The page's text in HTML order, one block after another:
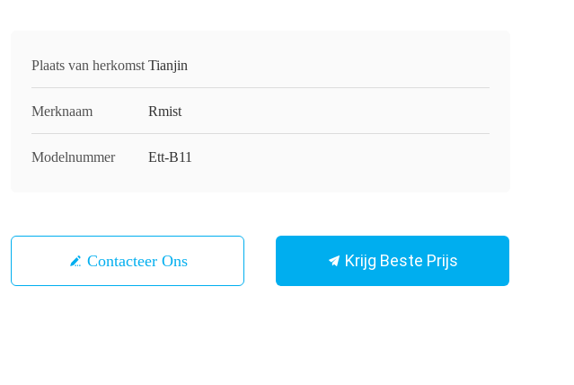
Plaats van herkomst Tianjin
Merknaam Rmist
Modelnummer Ett-B11
Contacteer Ons Krijg Beste Prijs